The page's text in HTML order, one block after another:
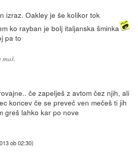
izraz. Oakley je še kolikor tok
ko rayban je bolj italjanska šminka
pa to
če zapelješ z avtom čez njih, ali
koncev če se preveč ven mečeš ti jih
greš lahko kar po nove
ob 02:30)